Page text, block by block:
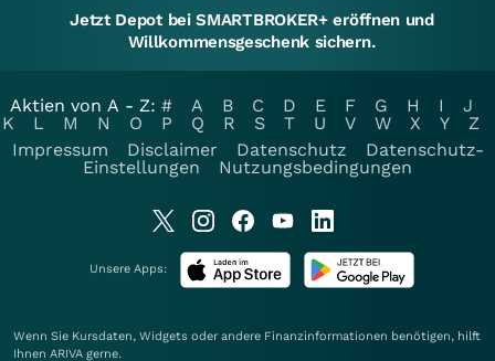
Jetzt Depot bei SMARTBROKER+ eröffnen und
Willkommensgeschenk sichern.
Aktien von A - Z: # A B C D E F G H I
J
K
L M N O P Q R S T U V W X Y
Z
Impressum
Disclaimer Datenschutz
Datenschutz-
Einstellungen
Nutzungsbedingungen
Unsere Apps:
Wenn Sie Kursdaten, Widgets oder andere Finanzinformationen benötigen, hilft
Ihnen ARIVA gerne.